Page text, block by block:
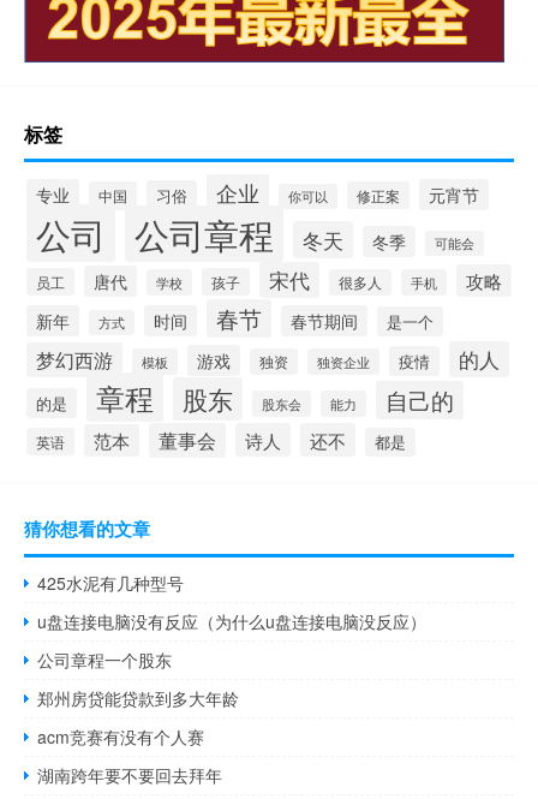
标签
专业 中国 习俗 企业 你可以 修正案 元宵节
公司 公司章程 冬天 冬季 可能会
员工 唐代 学校 孩子 宋代 很多人 手机 攻略
新年 方式 时间 春节 春节期间 是一个
梦幻西游 模板 游戏 独资 独资企业 疫情 的人
的是 章程 股东 股东会 能力 自己的
英语 范本 董事会 诗人 还不 都是
猜你想看的文章
425水泥有几种型号
u盘连接电脑没有反应（为什么u盘连接电脑没反应）
公司章程一个股东
郑州房贷能贷款到多大年龄
acm竞赛有没有个人赛
湖南跨年要不要回去拜年